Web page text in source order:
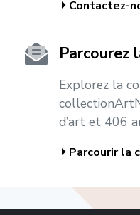
Contactez-
Parcourez
Explorez la
d’art et 406
Parcourir la